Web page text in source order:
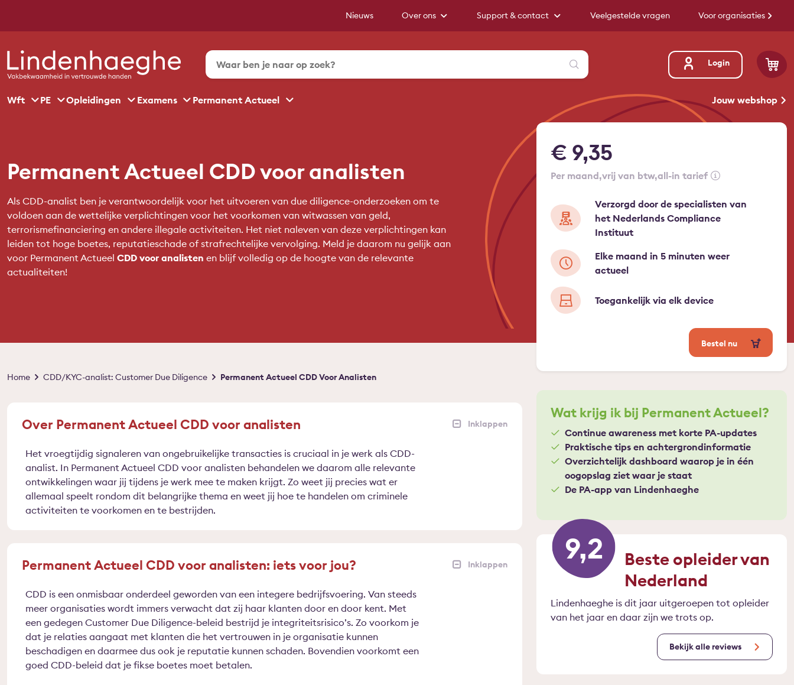
Nieuws Over ons Support & contact Veelgestelde vragen Voor organisaties
Zoeken Login
Wft PE Opleidingen Examens Permanent Actueel Jouw webshop
Permanent Actueel CDD voor analisten
Als CDD-analist ben je verantwoordelijk voor het uitvoeren van due diligence-onderzoeken om te
voldoen aan de wettelijke verplichtingen voor het voorkomen van witwassen van geld,
terrorismefinanciering en andere illegale activiteiten. Het niet naleven van deze verplichtingen kan
leiden tot hoge boetes, reputatieschade of strafrechtelijke vervolging. Meld je daarom nu gelijk aan
voor Permanent Actueel CDD voor analisten en blijf volledig op de hoogte van de relevante
actualiteiten!
€ 9,35
per maand vrij van btw all-in tarief
Verzorgd door de specialisten van
het Nederlands Compliance
Instituut
Elke maand in 5 minuten weer
actueel
Toegankelijk via elk device
Bestel nu
Kruimelpad
Home CDD/KYC-analist: Customer Due Diligence Permanent Actueel CDD Voor Analisten
Over Permanent Actueel CDD voor analisten
Het vroegtijdig signaleren van ongebruikelijke transacties is cruciaal in je werk als CDD-
analist. In Permanent Actueel CDD voor analisten behandelen we daarom alle relevante
ontwikkelingen waar jij tijdens je werk mee te maken krijgt. Zo weet jij precies wat er
allemaal speelt rondom dit belangrijke thema en weet jij hoe te handelen om criminele
activiteiten te voorkomen en te bestrijden.
Permanent Actueel CDD voor analisten: iets voor jou?
CDD is een onmisbaar onderdeel geworden van een integere bedrijfsvoering. Van steeds
meer organisaties wordt immers verwacht dat zij haar klanten door en door kent. Met
een gedegen Customer Due Diligence-beleid bestrijd je integriteitsrisico’s. Zo voorkom je
dat je relaties aangaat met klanten die het vertrouwen in je organisatie kunnen
beschadigen en daarmee dus ook je reputatie kunnen schaden. Bovendien voorkomt een
goed CDD-beleid dat je fikse boetes moet betalen.
Wat krijg ik bij Permanent Actueel?
Continue awareness met korte PA-updates
Praktische tips en achtergrondinformatie
Overzichtelijk dashboard waarop je in één
oogopslag ziet waar je staat
De PA-app van Lindenhaeghe
9,2
Beste opleider van
Nederland
Lindenhaeghe is dit jaar uitgeroepen tot opleider
van het jaar en daar zijn we trots op.
Bekijk alle reviews